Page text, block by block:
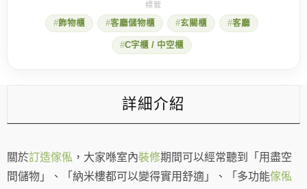
喇
量
飾物櫃 客廳儲物櫃 玄關櫃 客廳
C字櫃 / 中空櫃
詳細介紹
關於訂造傢俬 ，大家喺室內裝修期間可以經常聽到「用盡空
間儲物」、「納米樓都可以變得實用舒適」、「多功能傢俬